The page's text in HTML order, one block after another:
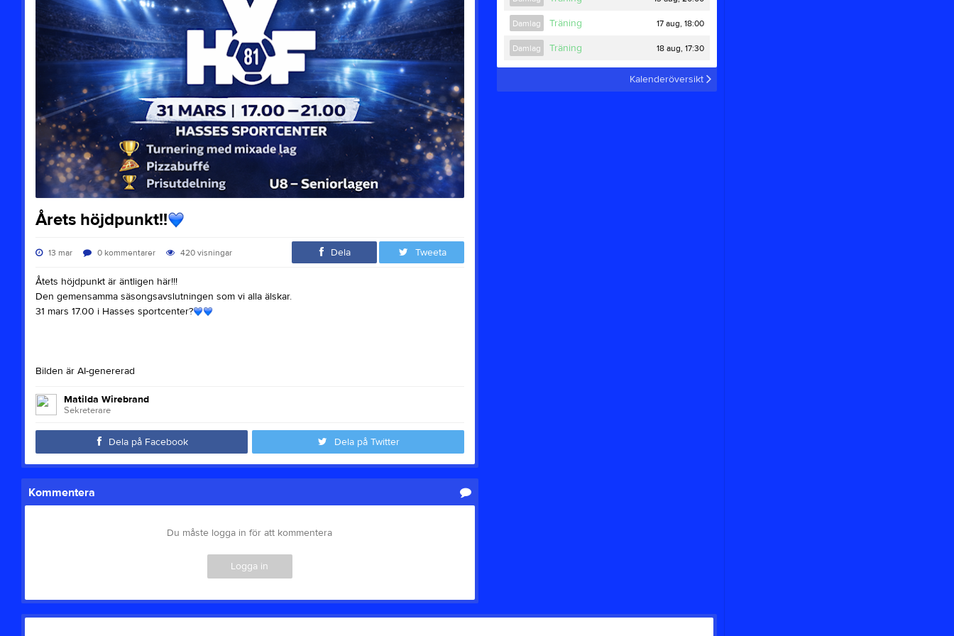
Årets höjdpunkt!!
13 mar 0 kommentarer 420visningar Dela Tweeta
Åtets höjdpunkt är äntligen här!!!
Den gemensamma säsongsavslutningen som vi alla älskar.
31 mars 17.00 i Hasses sportcenter?
Bilden är AI-genererad
Matilda Wirebrand
Sekreterare
Dela på Facebook Dela på Twitter
Kommentera
Du måste logga in för att kommentera
Logga in
Damlag Träning 17 aug, 18:00
Damlag Träning 18 aug, 17:30
Kalenderöversikt